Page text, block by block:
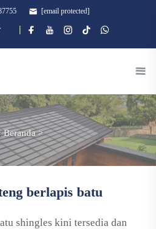
[email protected]
Beranda>
berlapis batu
shingles kini tersedia dan